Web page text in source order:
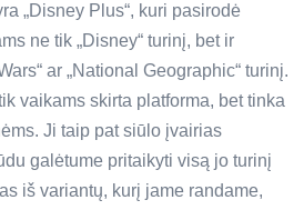
„Disney Plus“, kuri pasirodė
ne tik „Disney“ turinį, bet ir
ar „National Geographic“ turinį.
vaikams skirta platforma, bet tinka
Ji taip pat siūlo įvairias
galėtume pritaikyti visą jo turinį
iš variantų, kurį jame randame,